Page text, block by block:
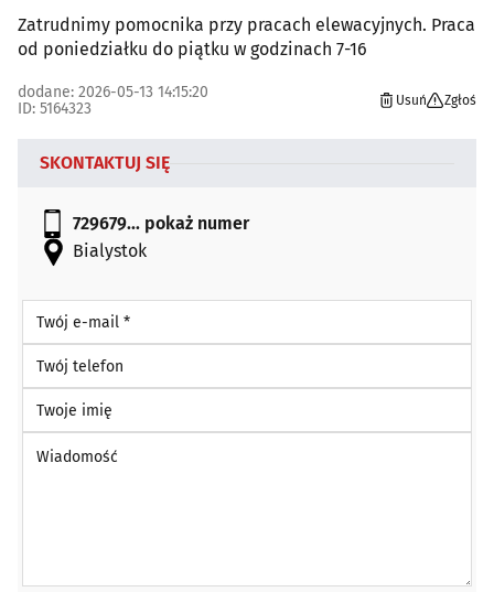
Zatrudnimy pomocnika przy pracach elewacyjnych. Praca
od poniedziałku do piątku w godzinach 7-16
dodane: 2026-05-13 14:15:20
ID: 5164323
Usuń Zgłoś
SKONTAKTUJ SIĘ
729679... pokaż numer
Bialystok
Twój e-mail *
Twój telefon
Twoje imię